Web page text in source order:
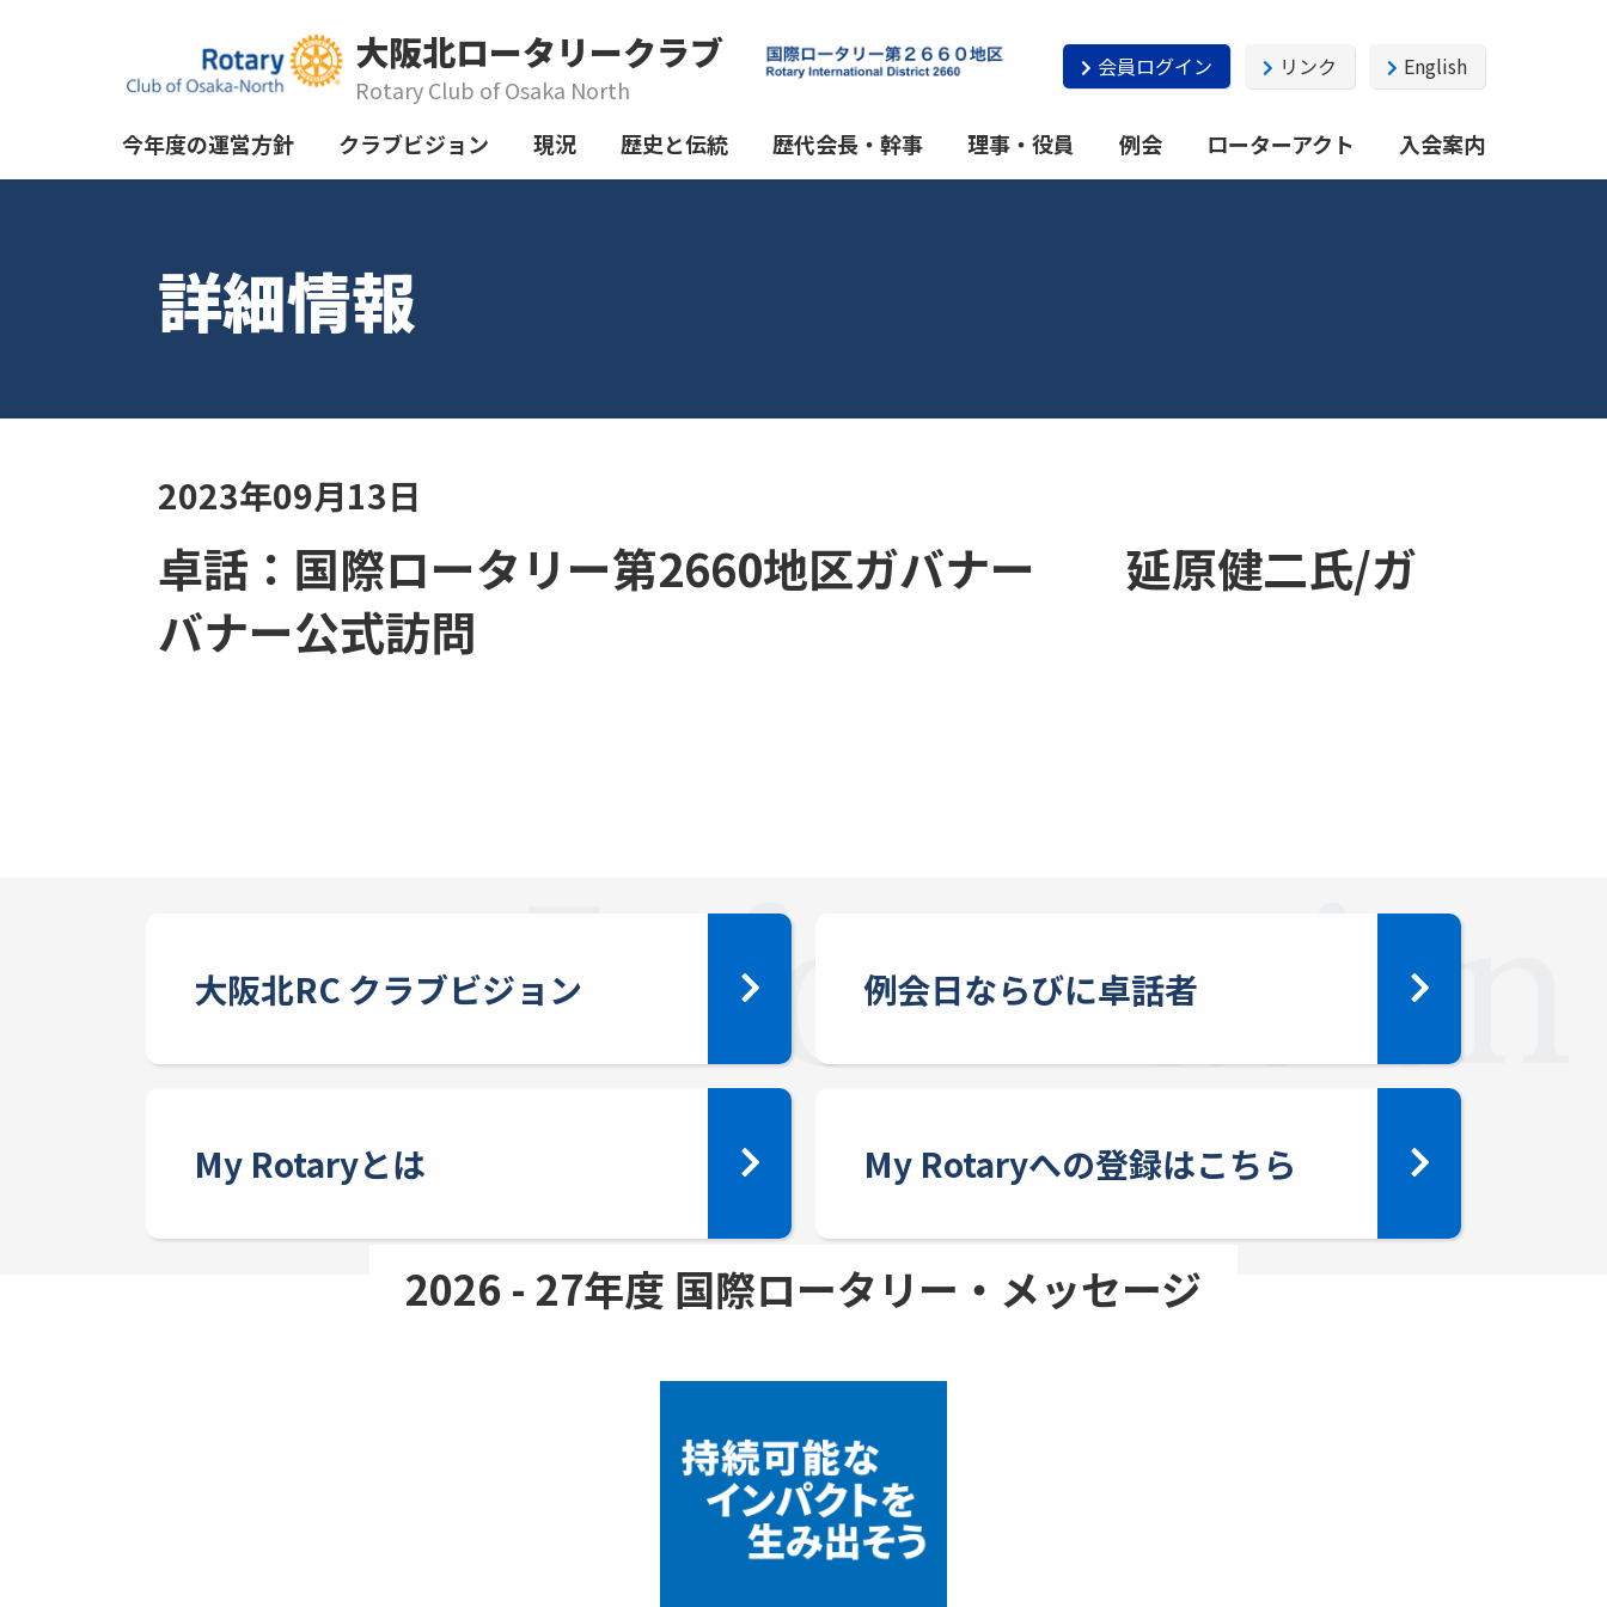
大阪北ロータリークラブ
Rotary Club of Osaka North
会員ログイン リンク English
今年度の運営方針 クラブビジョン 現況 歴史と伝統 歴代会長・幹事 理事・役員 例会 ローターアクト 入会案内
詳細情報
2023年09月13日
卓話：国際ロータリー第2660地区ガバナー 延原健二氏/ガ
バナー公式訪問
大阪北RC クラブビジョン 例会日ならびに卓話者
My Rotaryとは My Rotaryへの登録はこちら
2026 - 27年度 国際ロータリー・メッセージ